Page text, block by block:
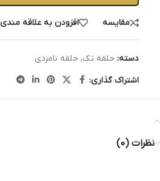
مقایسه افزودن به علاقه مندی
دسته: حلقه تک, حلقه نامزدی
اشتراک گذاری:
نظرات (0)